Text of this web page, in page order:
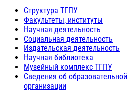
Структура ТГПУ
Факультеты, институты
Научная деятельность
Социальная деятельность
Издательская деятельность
Научная библиотека
Музейный комплекс ТГПУ
Сведения об образовательной
организации